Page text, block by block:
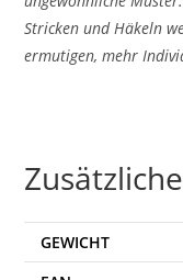
Stricken und Häkeln
ermutigen, mehr
GEWICHT